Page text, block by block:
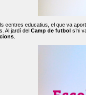
centres educatius, el que va
Al jardí del Camp de futbol s’hi